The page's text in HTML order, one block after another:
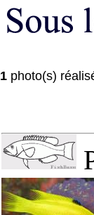
1 photo(s)